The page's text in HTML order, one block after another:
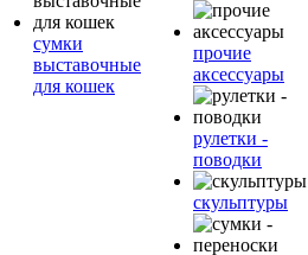
сумки
выставочные
для кошек
прочие
аксессуары
рулетки -
поводки
скульптуры